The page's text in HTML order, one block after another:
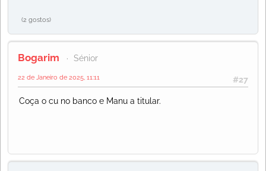
(2 gostos)
Bogarim Sénior
#27
22 de Janeiro de 2025, 11:11
Coça o cu no banco e Manu a titular.